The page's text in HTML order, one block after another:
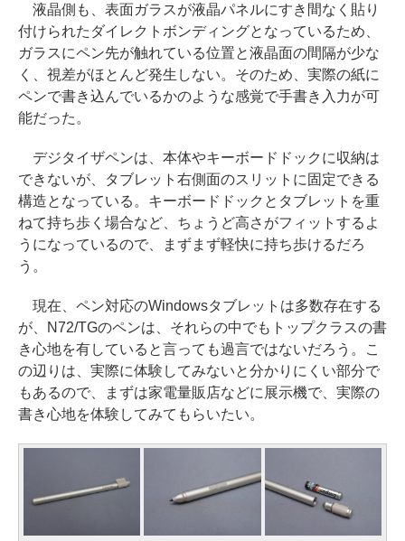
液晶側も、表面ガラスが液晶パネルにすき間なく貼り
付けられたダイレクトボンディングとなっているため、
ガラスにペン先が触れている位置と液晶面の間隔が少な
く、視差がほとんど発生しない。そのため、実際の紙に
ペンで書き込んでいるかのような感覚で手書き入力が可
能だった。
デジタイザペンは、本体やキーボードドックに収納は
できないが、タブレット右側面のスリットに固定できる
構造となっている。キーボードドックとタブレットを重
ねて持ち歩く場合など、ちょうど高さがフィットするよ
うになっているので、まずまず軽快に持ち歩けるだろ
う。
現在、ペン対応のWindowsタブレットは多数存在する
が、N72/TGのペンは、それらの中でもトップクラスの書
き心地を有していると言っても過言ではないだろう。こ
の辺りは、実際に体験してみないと分かりにくい部分で
もあるので、まずは家電量販店などに展示機で、実際の
書き心地を体験してみてもらいたい。